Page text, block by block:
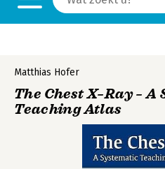
Matthias Hofer
The Chest X–Ray –
Teaching Atlas